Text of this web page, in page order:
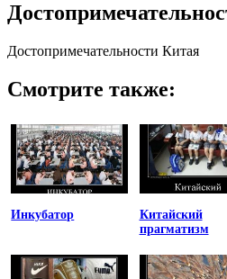
Достопримечательности Китая
Смотрите также:
Инкубатор
Китайский
прагматизм